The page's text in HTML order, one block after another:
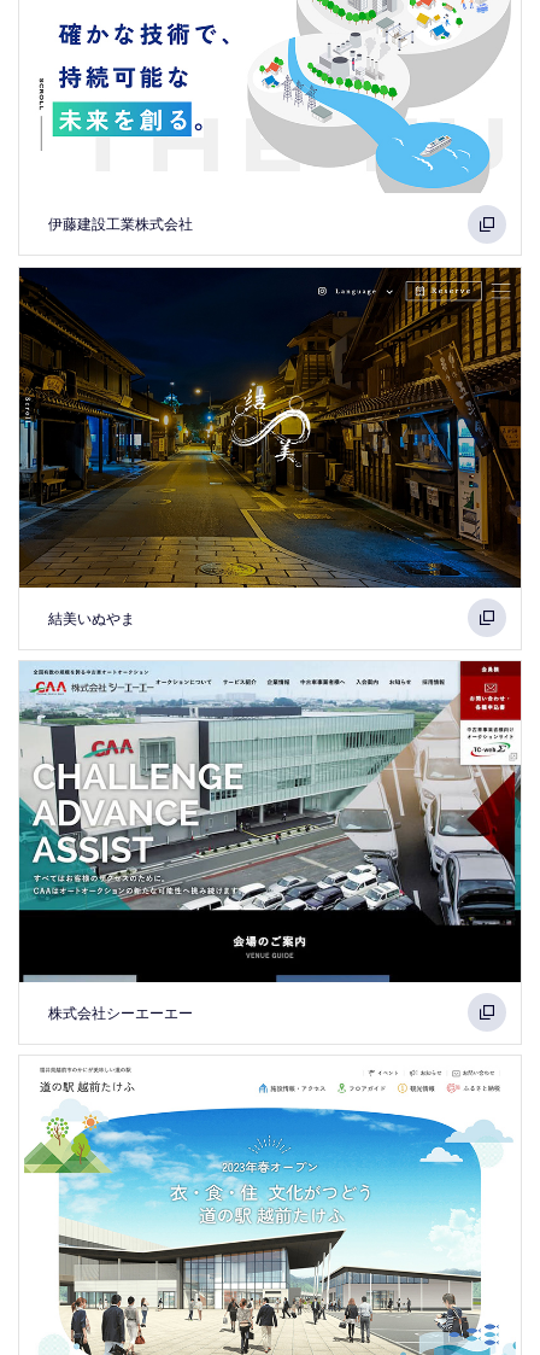
伊藤建設工業株式会社
結美いぬやま
株式会社シーエーエー